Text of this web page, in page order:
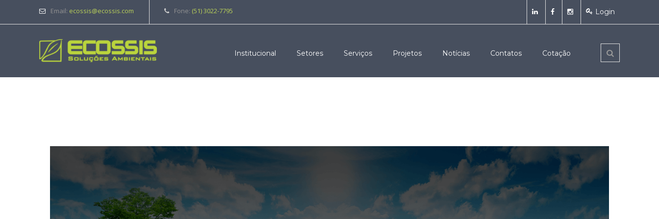
Email: ecossis@ecossis.com Fone: (51) 3022-7795 Login
Institucional Setores Serviços Projetos Notícias Contatos Cotação